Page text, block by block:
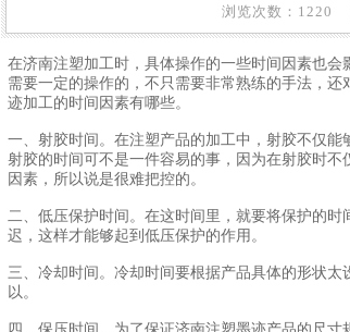
浏览次数：1220
在济南注塑加工时，具体操作的一些时间因素也
需要一定的操作的，不只需要非常熟练的手法，
迹加工的时间因素有哪些。
一、射胶时间。在注塑产品的加工中，射胶不仅
射胶的时间可不是一件容易的事，因为在射胶时
因素，所以说是很难把控的。
二、低压保护时间。在这时间里，就要将保护的
迟，这样才能够起到低压保护的作用。
三、冷却时间。冷却时间要根据产品具体的形状
以。